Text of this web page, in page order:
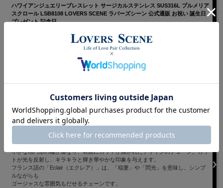
ハワイアンジュエリーブレスレット サージカルステンレス SUS316L プルメリア
スクロール LSB8108 LOVERS SCENE ラバーズシーン 公式通販 お祝い 誕生日
プレゼント 記念日
安心のサージカルステンレス製ハワイアンジュエリー。
【納期約14営業日】10金 18金 エクレア ゴールドチェーンブレスレット K10
K18 18cm 太さ1.4mm 国産 sny-1040-18 お祝い 誕生日 プレゼント 記念日
日本製の上質な素材
繊細でレースのようなデザインとキラキラ輝くカットが大人可愛い
小さな楕円形の輪が連なり、表面にカットが施されたデザインのチェーン。カッ
トが光を反射し、キラキラと輝き華やかな印象を与えます。
フランス語の「Eclair（エクレア）」は、「稲妻」や「閃光」を意味し、シンプ
ルながらも
ゴージャスな雰囲気もだせるチェーンです。